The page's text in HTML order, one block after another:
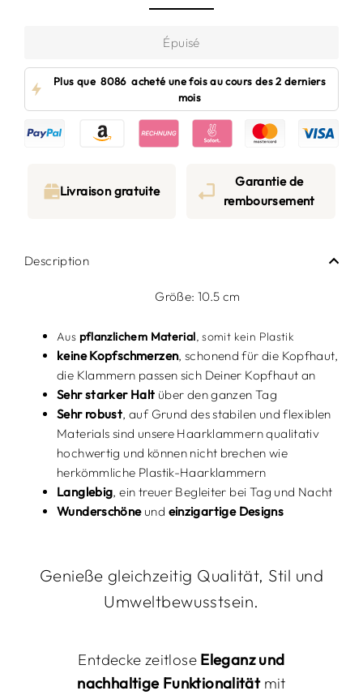
Épuisé
Plus que 8086 acheté une fois au cours des 2 derniers
mois
Livraison gratuite
Garantie de
remboursement
Description
Größe: 10.5 cm
Aus pflanzlichem Material, somit kein Plastik
keine Kopfschmerzen, schonend für die Kopfhaut,
die Klammern passen sich Deiner Kopfhaut an
Sehr starker Halt über den ganzen Tag
Sehr robust, auf Grund des stabilen und flexiblen
Materials sind unsere Haarklammern qualitativ
hochwertig und können nicht brechen wie
herkömmliche Plastik-Haarklammern
Langlebig, ein treuer Begleiter bei Tag und Nacht
Wunderschöneund einzigartige Designs
Genieße gleichzeitig Qualität, Stil und
Umweltbewusstsein.
Entdecke zeitloseEleganz und
nachhaltige Funktionalitätmit